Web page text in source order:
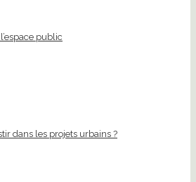
public
dans les projets urbains ?